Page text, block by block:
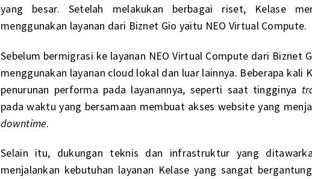
yang besar. Setelah melakukan berbagai riset, Kelase
menggunakan layanan dari Biznet Gio yaitu NEO Virtual Compute.
Sebelum bermigrasi ke layanan NEO Virtual Compute dari Biznet
menggunakan layanan cloud lokal dan luar lainnya. Beberapa kali
penurunan performa pada layanannya, seperti saat tingginya
pada waktu yang bersamaan membuat akses website yang
downtime.
Selain itu, dukungan teknis dan infrastruktur yang
menjalankan kebutuhan layanan Kelase yang sangat